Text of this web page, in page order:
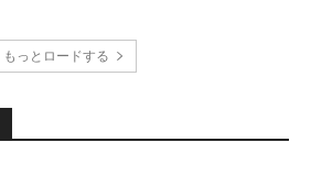
もっとロードする